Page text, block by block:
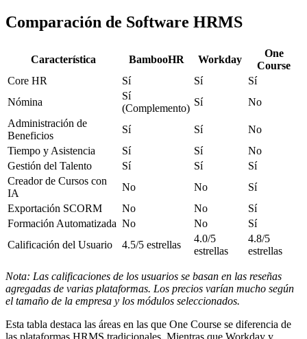
Comparación de Software HRMS
Característica BambooHR Workday
One
Course
Core HR
Sí Sí
Sí
Nómina
Sí
(Complemento)
Sí
No
Administración de
Beneficios
Sí Sí
No
Tiempo y Asistencia
Sí Sí
No
Gestión del Talento
Sí Sí
Sí
Creador de Cursos con
IA
No No
Sí
Exportación SCORM
No No
Sí
Formación Automatizada No No
Sí
Calificación del Usuario
4.5/5 estrellas
4.0/5
estrellas
4.8/5
estrellas
Nota: Las calificaciones de los usuarios se basan en las reseñas
agregadas de varias plataformas. Los precios varían mucho según
el tamaño de la empresa y los módulos seleccionados.
Esta tabla destaca las áreas en las que One Course se diferencia de
las plataformas HRMS tradicionales. Mientras que Workday y